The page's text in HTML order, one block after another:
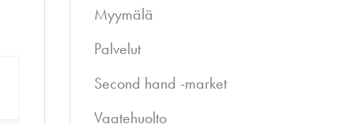
Myymälä
Palvelut
Second hand -market
Vaatehuolto